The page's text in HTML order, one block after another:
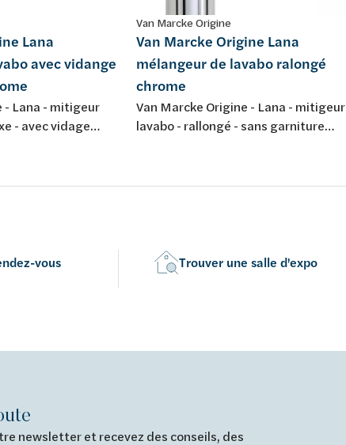
Lana
avec vidange
- Lana - mitigeur
- avec vidage
Van Marcke Origine
Van Marcke Origine Lana
mélangeur de lavabo ralongé
chrome
Van Marcke Origine - Lana - mitigeur
lavabo - rallongé - sans garniture
vous Trouver une salle d'expo
newsletter et recevez des conseils, des